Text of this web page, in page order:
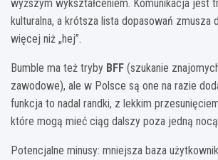
wyższym wykształceniem. Komunikacja jest
kulturalna, a krótsza lista dopasowań zmusza
więcej niż „hej”.
Bumble ma też tryby BFF (szukanie
zawodowe), ale w Polsce są one na razie
funkcja to nadal randki, z lekkim
które mogą mieć ciąg dalszy poza jedną
Potencjalne minusy: mniejsza baza